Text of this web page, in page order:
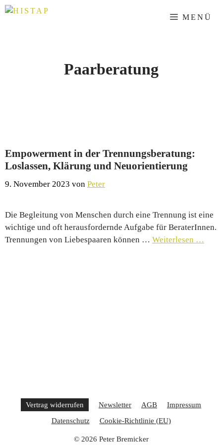
Zum
MENÜ
Paarberatung
Empowerment in der Trennungsberatung:
Loslassen, Klärung und Neuorientierung
9. November 2023 von Peter
Die Begleitung von Menschen durch eine Trennung ist eine
wichtige und oft herausfordernde Aufgabe für BeraterInnen.
Trennungen von Liebespaaren können … Weiterlesen …
Vertrag widerrufen Newsletter AGB
Impressum
Datenschutz
Cookie-Richtlinie (EU)
© 2026 Peter Bremicker